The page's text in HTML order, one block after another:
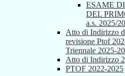
ESAME
DEL
a.s. 2025/
Atto di Indirizzo
revisione Ptof
Triennale 2025-
Atto di Indirizzo
PTOF 2022-2025